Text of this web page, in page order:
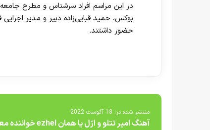
در این مراسم افراد سرشناس و مطرح
بوکس، حمید قبایی‌زاده دبیر و مدیر
حضور داشتند.
منتشر شده در: 18 آگوست 2022
آهنگ امیر تتلو و اژل یا همان ezhel خواننده معروف ترک